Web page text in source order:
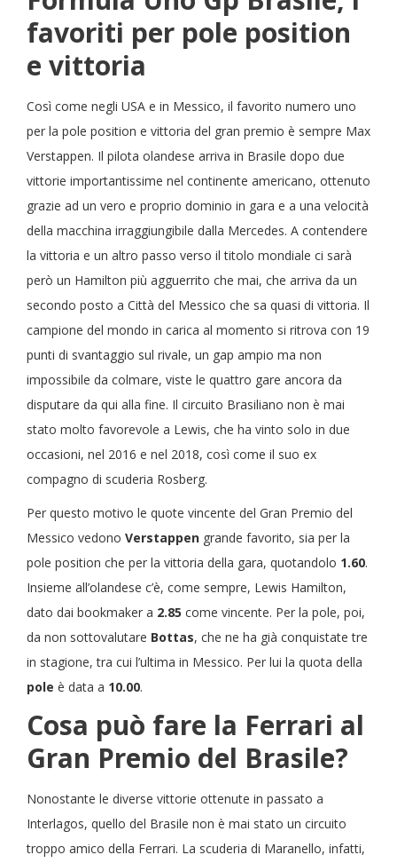
favoriti per pole position
e vittoria
Così come negli USA e in Messico, il favorito numero uno
per la pole position e vittoria del gran premio è sempre Max
Verstappen. Il pilota olandese arriva in Brasile dopo due
vittorie importantissime nel continente americano, ottenuto
grazie ad un vero e proprio dominio in gara e a una velocità
della macchina irraggiungibile dalla Mercedes. A contendere
la vittoria e un altro passo verso il titolo mondiale ci sarà
però un Hamilton più agguerrito che mai, che arriva da un
secondo posto a Città del Messico che sa quasi di vittoria. Il
campione del mondo in carica al momento si ritrova con 19
punti di svantaggio sul rivale, un gap ampio ma non
impossibile da colmare, viste le quattro gare ancora da
disputare da qui alla fine. Il circuito Brasiliano non è mai
stato molto favorevole a Lewis, che ha vinto solo in due
occasioni, nel 2016 e nel 2018, così come il suo ex
compagno di scuderia Rosberg.
Per questo motivo le quote vincente del Gran Premio del
Messico vedono Verstappen grande favorito, sia per la
pole position che per la vittoria della gara, quotandolo 1.60.
Insieme all’olandese c’è, come sempre, Lewis Hamilton,
dato dai bookmaker a 2.85 come vincente. Per la pole, poi,
da non sottovalutare Bottas, che ne ha già conquistate tre
in stagione, tra cui l’ultima in Messico. Per lui la quota della
pole è data a 10.00.
Cosa può fare la Ferrari al
Gran Premio del Brasile?
Nonostante le diverse vittorie ottenute in passato a
Interlagos, quello del Brasile non è mai stato un circuito
troppo amico della Ferrari. La scuderia di Maranello, infatti,